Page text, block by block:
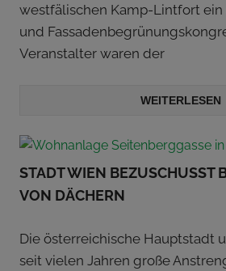
westfälischen Kamp-Lintfort
und
Veranstalter waren der
WEITERLESEN
STADT WIEN BEZUSCHUSST
VON DÄCHERN
Die österreichische Hauptstadt
seit vielen Jahren große